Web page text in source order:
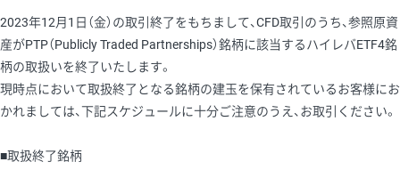
2023年12月1日（金）の取引終了をもちまして、CFD取引のうち、参照原資
産がPTP（Publicly Traded Partnerships）銘柄に該当するハイレバETF4銘
柄の取扱いを終了いたします。
現時点において取扱終了となる銘柄の建玉を保有されているお客様にお
かれましては、下記スケジュールに十分ご注意のうえ、お取引ください。
■取扱終了銘柄